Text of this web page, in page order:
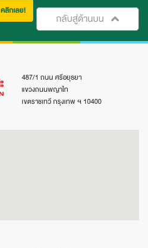
คลิกเลย!
กลับสู่ด้านบน
487/1 ถนน ศรีอยุธยา
แขวงถนนพญาไท
เขตราชเทวี กรุงเทพ ฯ 10400